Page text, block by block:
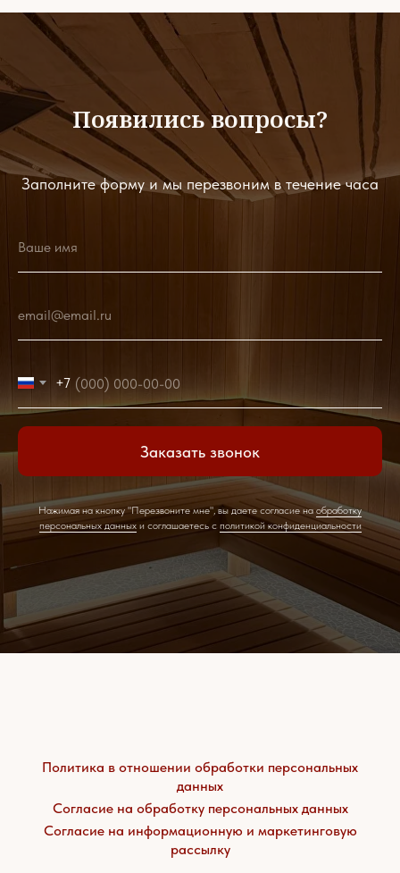
Появились вопросы?
Заполните форму и мы перезвоним в течение часа
Ваше имя
email@email.ru
+7
Заказать звонок
Нажимая на кнопку "Перезвоните мне", вы даете согласие наобработку
персональных данныхи соглашаетесь c политикой конфиденциальности
Политика в отношении обработки персональных
данных
Согласие на обработку персональных данных
Согласие на информационную и маркетинговую
рассылку